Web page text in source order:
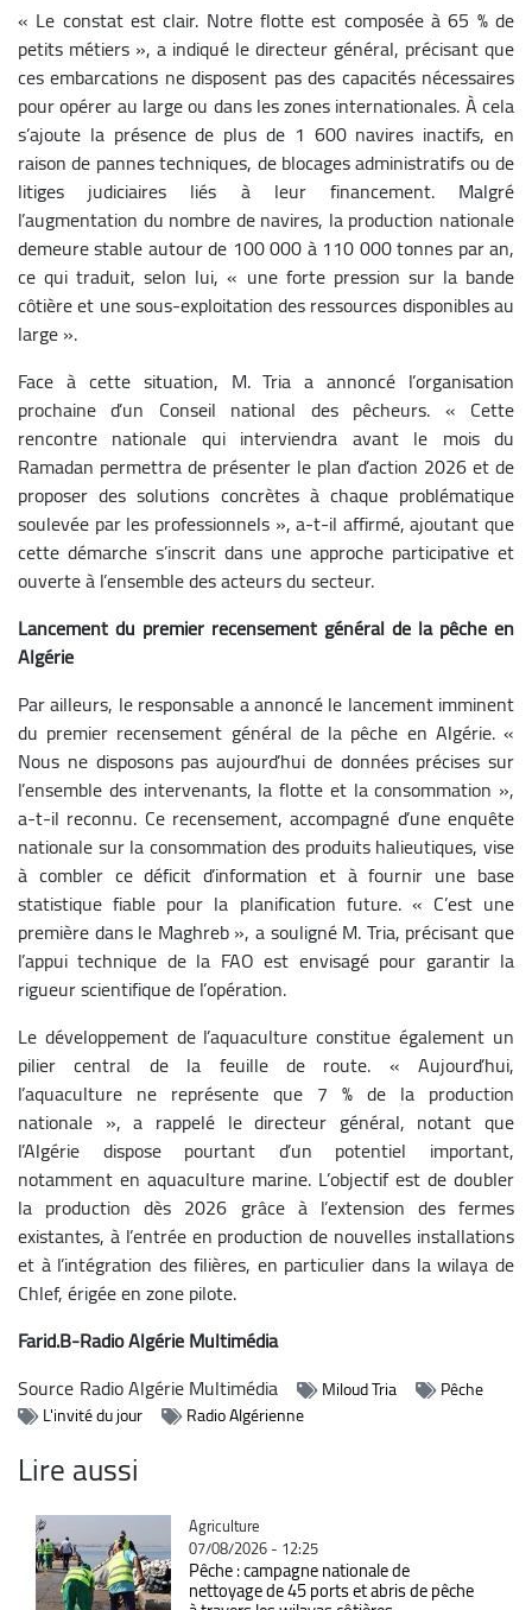
« Le constat est clair. Notre flotte est composée à 65 % de
petits métiers », a indiqué le directeur général, précisant que
ces embarcations ne disposent pas des capacités nécessaires
pour opérer au large ou dans les zones internationales. À cela
s’ajoute la présence de plus de 1 600 navires inactifs, en
raison de pannes techniques, de blocages administratifs ou de
litiges judiciaires liés à leur financement. Malgré
l’augmentation du nombre de navires, la production nationale
demeure stable autour de 100 000 à 110 000 tonnes par an,
ce qui traduit, selon lui, « une forte pression sur la bande
côtière et une sous-exploitation des ressources disponibles au
large ».
Face à cette situation, M. Tria a annoncé l’organisation
prochaine d’un Conseil national des pêcheurs. « Cette
rencontre nationale qui interviendra avant le mois du
Ramadan permettra de présenter le plan d’action 2026 et de
proposer des solutions concrètes à chaque problématique
soulevée par les professionnels », a-t-il affirmé, ajoutant que
cette démarche s’inscrit dans une approche participative et
ouverte à l’ensemble des acteurs du secteur.
Lancement du premier recensement général de la pêche en
Algérie
Par ailleurs, le responsable a annoncé le lancement imminent
du premier recensement général de la pêche en Algérie. «
Nous ne disposons pas aujourd’hui de données précises sur
l’ensemble des intervenants, la flotte et la consommation »,
a-t-il reconnu. Ce recensement, accompagné d’une enquête
nationale sur la consommation des produits halieutiques, vise
à combler ce déficit d’information et à fournir une base
statistique fiable pour la planification future. « C’est une
première dans le Maghreb », a souligné M. Tria, précisant que
l’appui technique de la FAO est envisagé pour garantir la
rigueur scientifique de l’opération.
Le développement de l’aquaculture constitue également un
pilier central de la feuille de route. « Aujourd’hui,
l’aquaculture ne représente que 7 % de la production
nationale », a rappelé le directeur général, notant que
l’Algérie dispose pourtant d’un potentiel important,
notamment en aquaculture marine. L’objectif est de doubler
la production dès 2026 grâce à l’extension des fermes
existantes, à l’entrée en production de nouvelles installations
et à l’intégration des filières, en particulier dans la wilaya de
Chlef, érigée en zone pilote.
Farid.B-Radio Algérie Multimédia
Source Radio Algérie Multimédia Miloud Tria
Pêche
L'invité du jour
Radio Algérienne
Lire aussi
Catégorie
Agriculture
07/08/2026 - 12:25
Pêche : campagne nationale de
nettoyage de 45 ports et abris de pêche